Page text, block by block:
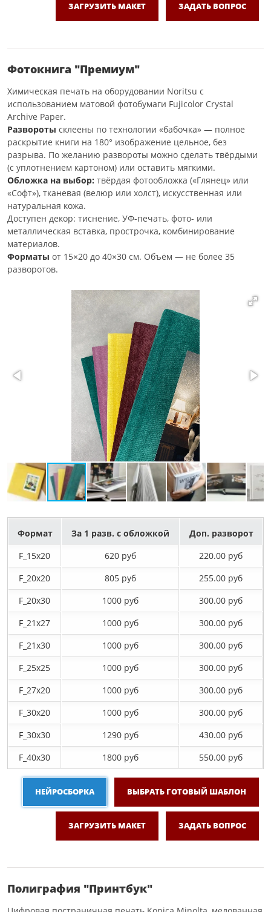
ЗАГРУЗИТЬ МАКЕТ ЗАДАТЬ ВОПРОС
Фотокнига "Премиум"
Химическая печать на оборудовании Noritsu с
использованием матовой фотобумаги Fujicolor Crystal
Archive Paper.
Развороты склеены по технологии «бабочка» — полное
раскрытие книги на 180° изображение цельное, без
разрыва. По желанию развороты можно сделать твёрдыми
(с уплотнением картоном) или оставить мягкими.
Обложка на выбор: твёрдая фотообложка («Глянец» или
«Софт»), тканевая (велюр или холст), искусственная или
натуральная кожа.
Доступен декор: тиснение, УФ-печать, фото- или
металлическая вставка, прострочка, комбинирование
материалов.
Форматы от 15×20 до 40×30 см. Объём — не более 35
разворотов.
Формат За 1 разв. с обложкой
Доп. разворот
F_15х20
620 руб
220.00 руб
F_20х20
805 руб
255.00 руб
F_20х30
1000 руб
300.00 руб
F_21х27
1000 руб
300.00 руб
F_21х30
1000 руб
300.00 руб
F_25х25
1000 руб
300.00 руб
F_27x20
1000 руб
300.00 руб
F_30х20
1000 руб
300.00 руб
F_30х30
1290 руб
430.00 руб
F_40x30
1800 руб 550.00 руб
НЕЙРОСБОРКА ВЫБРАТЬ ГОТОВЫЙ ШАБЛОН
ЗАГРУЗИТЬ МАКЕТ ЗАДАТЬ ВОПРОС
Полиграфия "Принтбук"